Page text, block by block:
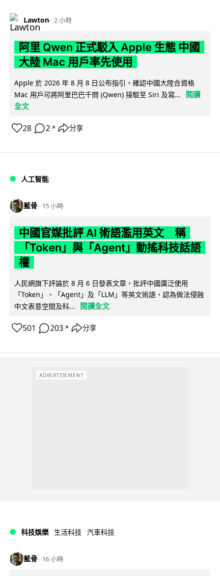
Lawton 2 小時
阿里 Qwen 正式駁入 Apple 生態 中國
大陸 Mac 用戶率先使用
Apple 於 2026 年 8 月 8 日公布指引，確認中國大陸合資格
Mac 用戶可將阿里巴巴千問 (Qwen) 接駁至 Siri 及寫...
閱讀
全文
28 2 ↗ 分享
人工智能
藍骨 15 小時
中國官媒批評 AI 術語濫用英文 稱
「Token」與「Agent」動搖科技話語
權
人民網旗下評論於 8 月 6 日發表文章，批評中國廣泛使用
「Token」、「Agent」及「LLM」等英文術語，認為做法侵蝕
中文表意空間及科...
閱讀全文
501 203 ↗ 分享
ADVERTISEMENT
科技娛樂 生活科技 汽車科技
藍骨 16 小時